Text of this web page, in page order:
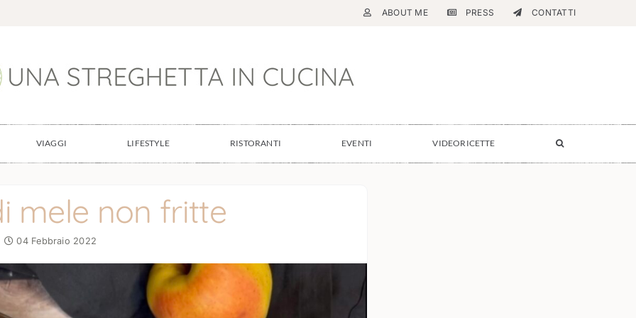
ABOUT ME PRESS CONTATTI
VIAGGI LIFESTYLE RISTORANTI EVENTI VIDEORICETTE
mele non fritte
04 Febbraio 2022